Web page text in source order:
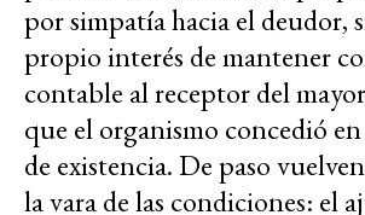
por simpatía hacia el deudor,
propio interés de mantener
contable al receptor del
que el organismo concedió en
de existencia. De paso
la vara de las condiciones: el